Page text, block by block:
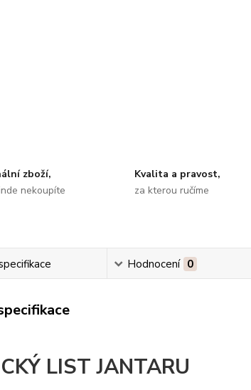
zboží,
nekoupíte
Kvalita a pravost,
za kterou ručíme
Hodnocení 0
LIST JANTARU